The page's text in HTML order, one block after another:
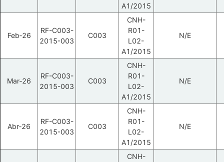
A1/2015
Feb‑26
RF-C003-
2015-003
C003
CNH-
R01-
L02-
A1/2015
N/E
Mar‑26
RF-C003-
2015-003
C003
CNH-
R01-
L02-
A1/2015
N/E
Abr‑26
RF-C003-
2015-003
C003
CNH-
R01-
L02-
A1/2015
N/E
CNH-